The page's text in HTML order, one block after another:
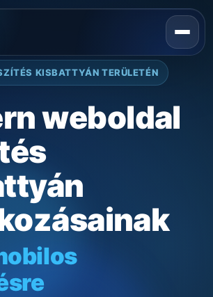
KISBATTYÁN TERÜLETÉN
weboldal